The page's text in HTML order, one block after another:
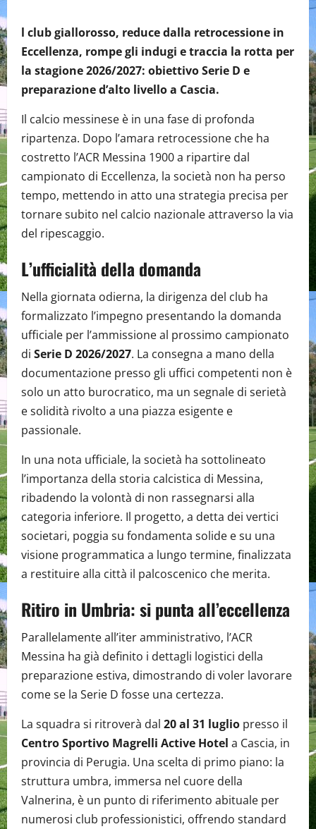
l club giallorosso, reduce dalla retrocessione in
Eccellenza, rompe gli indugi e traccia la rotta per
la stagione 2026/2027: obiettivo Serie D e
preparazione d’alto livello a Cascia.
Il calcio messinese è in una fase di profonda
ripartenza. Dopo l’amara retrocessione che ha
costretto l’ACR Messina 1900 a ripartire dal
campionato di Eccellenza, la società non ha perso
tempo, mettendo in atto una strategia precisa per
tornare subito nel calcio nazionale attraverso la via
del ripescaggio.
L’ufficialità della domanda
Nella giornata odierna, la dirigenza del club ha
formalizzato l’impegno presentando la domanda
ufficiale per l’ammissione al prossimo campionato
di Serie D 2026/2027. La consegna a mano della
documentazione presso gli uffici competenti non è
solo un atto burocratico, ma un segnale di serietà
e solidità rivolto a una piazza esigente e
passionale.
In una nota ufficiale, la società ha sottolineato
l’importanza della storia calcistica di Messina,
ribadendo la volontà di non rassegnarsi alla
categoria inferiore. Il progetto, a detta dei vertici
societari, poggia su fondamenta solide e su una
visione programmatica a lungo termine, finalizzata
a restituire alla città il palcoscenico che merita.
Ritiro in Umbria: si punta all’eccellenza
Parallelamente all’iter amministrativo, l’ACR
Messina ha già definito i dettagli logistici della
preparazione estiva, dimostrando di voler lavorare
come se la Serie D fosse una certezza.
La squadra si ritroverà dal 20 al 31 luglio presso il
Centro Sportivo Magrelli Active Hotel a Cascia, in
provincia di Perugia. Una scelta di primo piano: la
struttura umbra, immersa nel cuore della
Valnerina, è un punto di riferimento abituale per
numerosi club professionistici, offrendo standard